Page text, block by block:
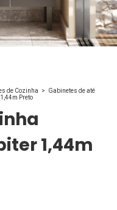
de Cozinha >
Gabinetes de até
Preto
1,44m